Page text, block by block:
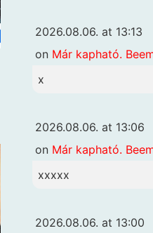
2026.08.06. at 13:13
on Már kapható.
x
2026.08.06. at 13:06
on Már kapható.
xxxxx
2026.08.06. at 13:00